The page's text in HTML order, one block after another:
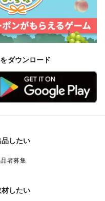
ダウンロード
品したい
者募集
材したい